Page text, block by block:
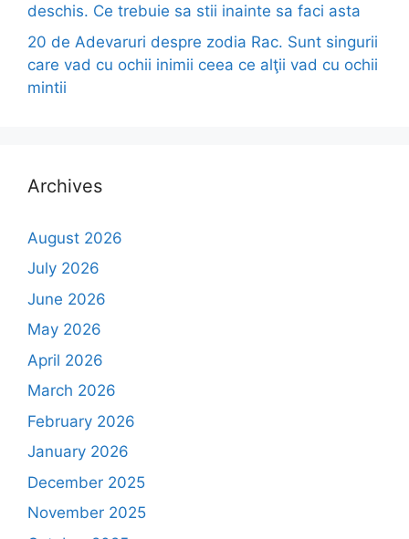
deschis. Ce trebuie sa stii inainte sa faci asta
20 de Adevaruri despre zodia Rac. Sunt singurii
care vad cu ochii inimii ceea ce alţii vad cu ochii
mintii
Archives
August 2026
July 2026
June 2026
May 2026
April 2026
March 2026
February 2026
January 2026
December 2025
November 2025